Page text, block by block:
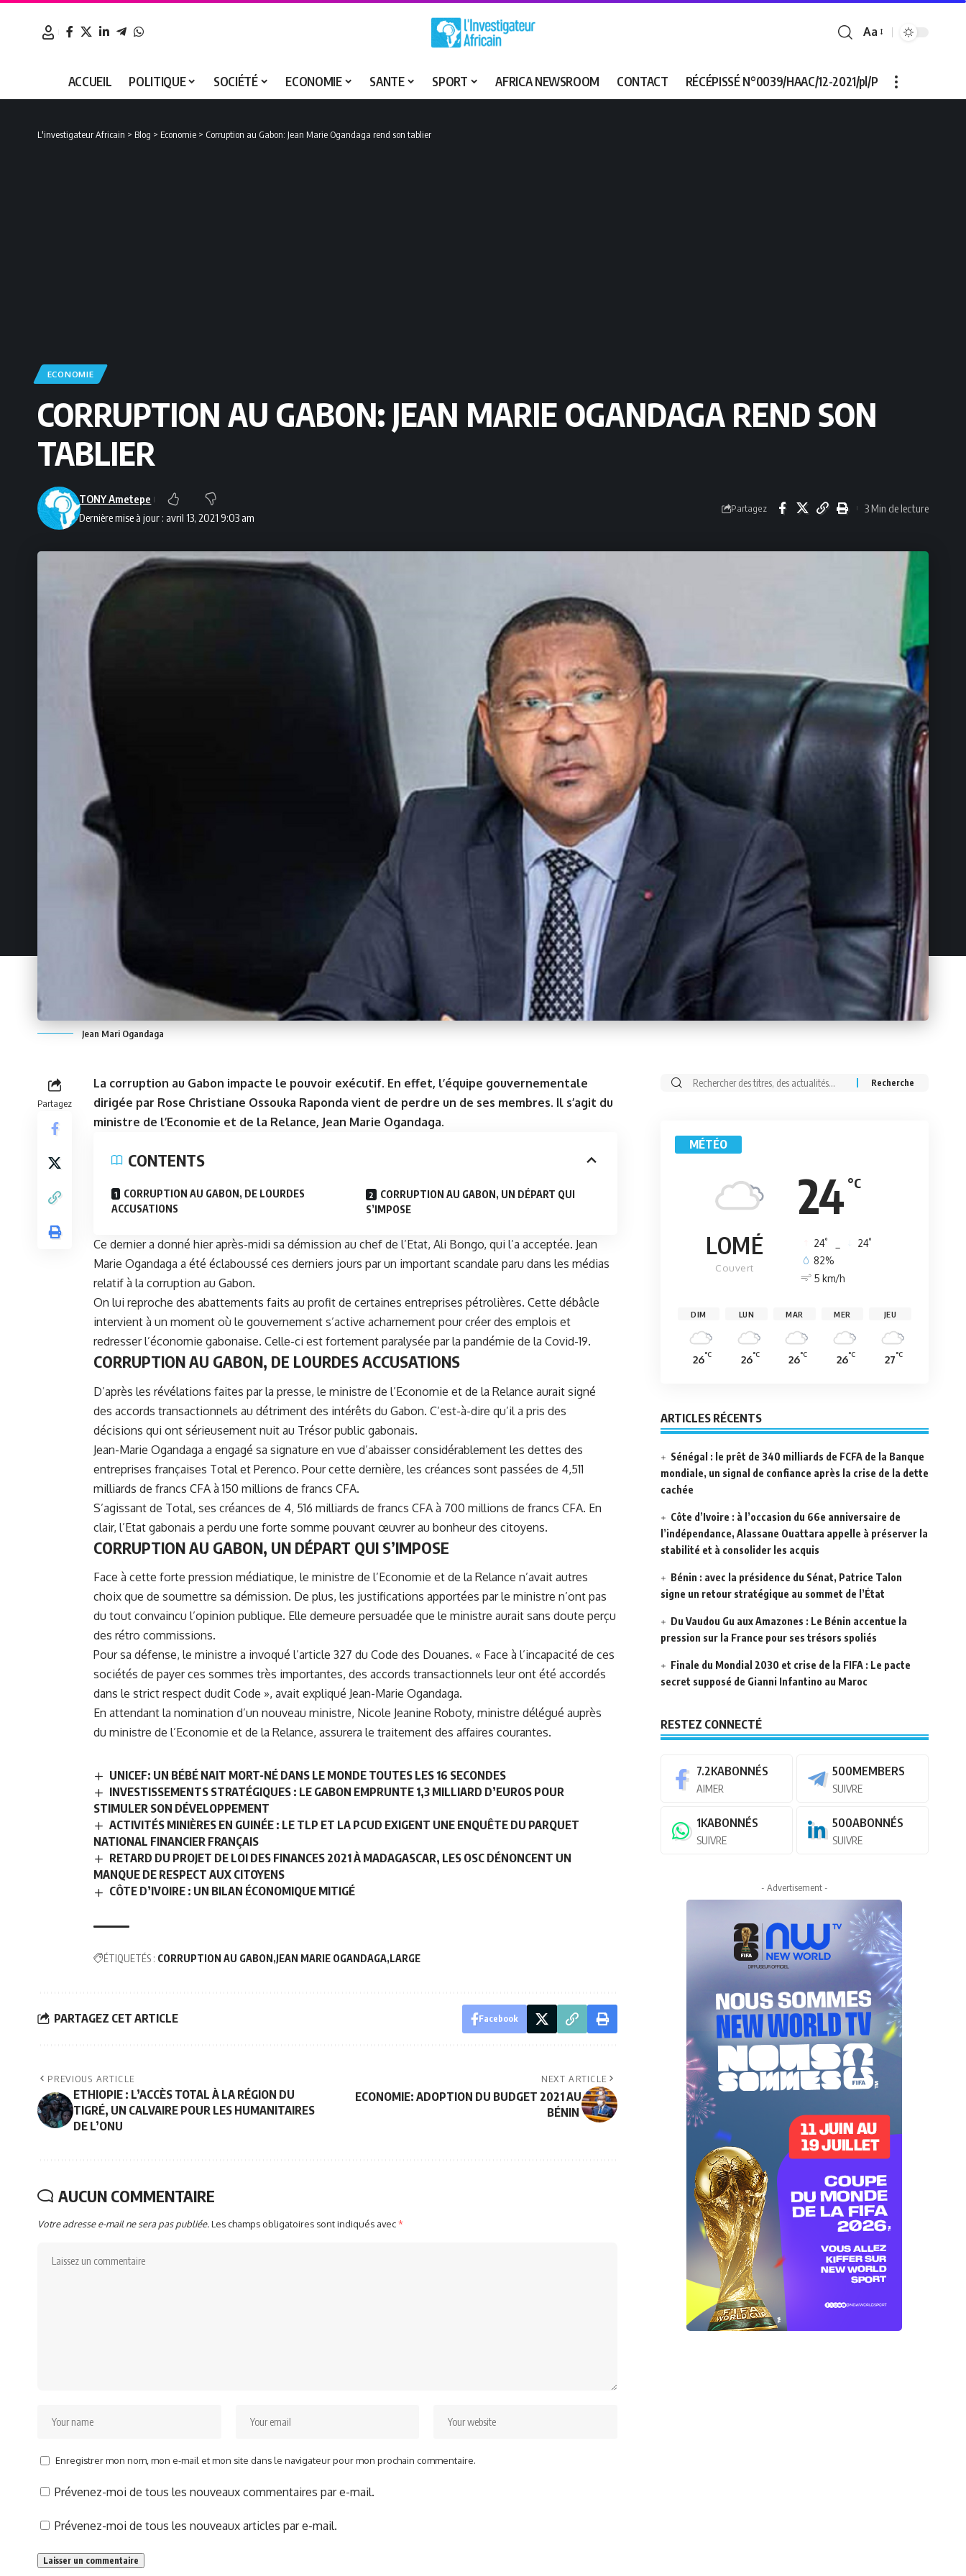
Font
Aa
ACCUEIL POLITIQUE SOCIÉTÉ ECONOMIE SANTE SPORT AFRICA NEWSROOM CONTACT RÉCÉPISSÉ N°0039/HAAC/12-2021/pl/P
L'investigateur Africain > Blog > Economie > Corruption au Gabon: Jean Marie Ogandaga rend son tablier
ECONOMIE
CORRUPTION AU GABON: JEAN MARIE OGANDAGA REND SON
TABLIER
Dernière mise à jour : avril 13, 2021 9:03 am
TONY Ametepe
Partagez 3 Min de lecture
Jean Mari Ogandaga
Partagez
La corruption au Gabon impacte le pouvoir exécutif. En effet, l’équipe gouvernementale
dirigée par Rose Christiane Ossouka Raponda vient de perdre un de ses membres. Il s’agit du
ministre de l’Economie et de la Relance, Jean Marie Ogandaga.
CONTENTS
CORRUPTION AU GABON, DE LOURDES
ACCUSATIONS
CORRUPTION AU GABON, UN DÉPART QUI
S’IMPOSE
Ce dernier a donné hier après-midi sa démission au chef de l’Etat, Ali Bongo, qui l’a acceptée. Jean
Marie Ogandaga a été éclaboussé ces derniers jours par un important scandale paru dans les médias
relatif à la corruption au Gabon.
On lui reproche des abattements faits au profit de certaines entreprises pétrolières. Cette débâcle
intervient à un moment où le gouvernement s’active acharnement pour créer des emplois et
redresser l’économie gabonaise. Celle-ci est fortement paralysée par la pandémie de la Covid-19.
CORRUPTION AU GABON, DE LOURDES ACCUSATIONS
D’après les révélations faites par la presse, le ministre de l’Economie et de la Relance aurait signé
des accords transactionnels au détriment des intérêts du Gabon. C’est-à-dire qu’il a pris des
décisions qui ont sérieusement nuit au Trésor public gabonais.
Jean-Marie Ogandaga a engagé sa signature en vue d’abaisser considérablement les dettes des
entreprises françaises Total et Perenco. Pour cette dernière, les créances sont passées de 4,511
milliards de francs CFA à 150 millions de francs CFA.
S’agissant de Total, ses créances de 4, 516 milliards de francs CFA à 700 millions de francs CFA. En
clair, l’Etat gabonais a perdu une forte somme pouvant œuvrer au bonheur des citoyens.
CORRUPTION AU GABON, UN DÉPART QUI S’IMPOSE
Face à cette forte pression médiatique, le ministre de l’Economie et de la Relance n’avait autres
choix que de soumettre sa démission. De plus, les justifications apportées par le ministre n’ont pas
du tout convaincu l’opinion publique. Elle demeure persuadée que le ministre aurait sans doute perçu
des rétro commissions.
Pour sa défense, le ministre a invoqué l’article 327 du Code des Douanes. « Face à l’incapacité de ces
sociétés de payer ces sommes très importantes, des accords transactionnels leur ont été accordés
dans le strict respect dudit Code », avait expliqué Jean-Marie Ogandaga.
En attendant la nomination d’un nouveau ministre, Nicole Jeanine Roboty, ministre délégué auprès
du ministre de l’Economie et de la Relance, assurera le traitement des affaires courantes.
UNICEF: UN BÉBÉ NAIT MORT-NÉ DANS LE MONDE TOUTES LES 16 SECONDES
INVESTISSEMENTS STRATÉGIQUES : LE GABON EMPRUNTE 1,3 MILLIARD D’EUROS POUR
STIMULER SON DÉVELOPPEMENT
ACTIVITÉS MINIÈRES EN GUINÉE : LE TLP ET LA PCUD EXIGENT UNE ENQUÊTE DU PARQUET
NATIONAL FINANCIER FRANÇAIS
RETARD DU PROJET DE LOI DES FINANCES 2021 À MADAGASCAR, LES OSC DÉNONCENT UN
MANQUE DE RESPECT AUX CITOYENS
CÔTE D’IVOIRE : UN BILAN ÉCONOMIQUE MITIGÉ
ÉTIQUETÉS : CORRUPTION AU GABON JEAN MARIE OGANDAGA LARGE
PARTAGEZ CET ARTICLE Facebook
PREVIOUS ARTICLE
ETHIOPIE : L’ACCÈS TOTAL À LA RÉGION DU
TIGRÉ, UN CALVAIRE POUR LES HUMANITAIRES
DE L’ONU
NEXT ARTICLE
ECONOMIE: ADOPTION DU BUDGET 2021 AU
BÉNIN
AUCUN COMMENTAIRE
Votre adresse e-mail ne sera pas publiée.Les champs obligatoires sont indiqués avec*
Enregistrer mon nom, mon e-mail et mon site dans le navigateur pour mon prochain commentaire.
Prévenez-moi de tous les nouveaux commentaires par e-mail.
Prévenez-moi de tous les nouveaux articles par e-mail.
Rechercher:
MÉTÉO
24 °C
LOMÉ
Couvert
24° 24°
82%
5 km/h
DIM
26°C
LUN
26°C
MAR
26°C
MER
26°C
JEU
27°C
ARTICLES RÉCENTS
Sénégal : le prêt de 340 milliards de FCFA de la Banque
mondiale, un signal de confiance après la crise de la dette
cachée
Côte d’Ivoire : à l’occasion du 66e anniversaire de
l’indépendance, Alassane Ouattara appelle à préserver la
stabilité et à consolider les acquis
Bénin : avec la présidence du Sénat, Patrice Talon
signe un retour stratégique au sommet de l’État
Du Vaudou Gu aux Amazones : Le Bénin accentue la
pression sur la France pour ses trésors spoliés
Finale du Mondial 2030 et crise de la FIFA : Le pacte
secret supposé de Gianni Infantino au Maroc
RESTEZ CONNECTÉ
7.2KABONNÉS
AIMER
500MEMBERS
SUIVRE
1KABONNÉS
SUIVRE
500ABONNÉS
SUIVRE
- Advertisement -